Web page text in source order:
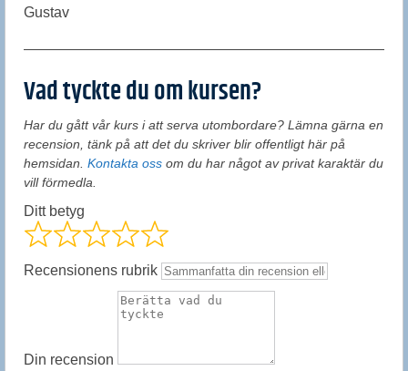
Gustav
Vad tyckte du om kursen?
Har du gått vår kurs i att serva utombordare? Lämna gärna en
recension, tänk på att det du skriver blir offentligt här på
hemsidan. Kontakta oss om du har något av privat karaktär du
vill förmedla.
Ditt betyg
Recensionens rubrik
Din recension